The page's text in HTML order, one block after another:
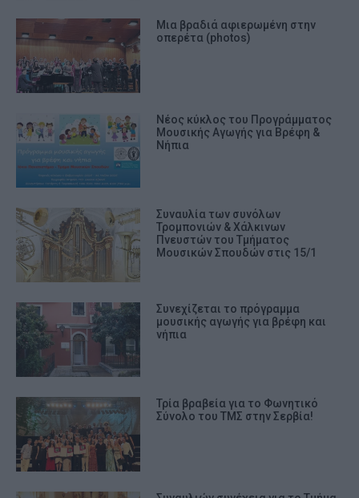
Μια βραδιά αφιερωμένη στην
οπερέτα (photos)
Νέος κύκλος του Προγράμματος
Μουσικής Αγωγής για Βρέφη &
Νήπια
Συναυλία των συνόλων
Τρομπονιών & Χάλκινων
Πνευστών του Τμήματος
Μουσικών Σπουδών στις 15/1
Συνεχίζεται το πρόγραμμα
μουσικής αγωγής για βρέφη και
νήπια
Τρία βραβεία για το Φωνητικό
Σύνολο του ΤΜΣ στην Σερβία!